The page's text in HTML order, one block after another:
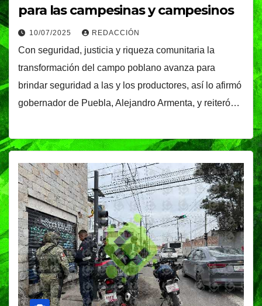
para las campesinas y campesinos
10/07/2025 REDACCIÓN
Con seguridad, justicia y riqueza comunitaria la
transformación del campo poblano avanza para
brindar seguridad a las y los productores, así lo afirmó
gobernador de Puebla, Alejandro Armenta, y reiteró…